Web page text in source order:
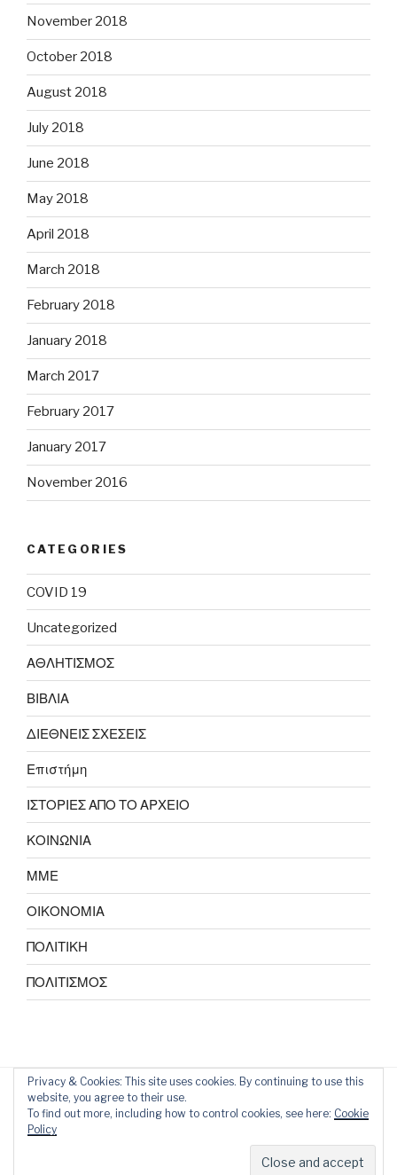
November 2018
October 2018
August 2018
July 2018
June 2018
May 2018
April 2018
March 2018
February 2018
January 2018
March 2017
February 2017
January 2017
November 2016
CATEGORIES
COVID 19
Uncategorized
ΑΘΛΗΤΙΣΜΟΣ
ΒΙΒΛΙΑ
ΔΙΕΘΝΕΙΣ ΣΧΕΣΕΙΣ
Επιστήμη
ΙΣΤΟΡΙΕΣ ΑΠΟ ΤΟ ΑΡΧΕΙΟ
ΚΟΙΝΩΝΙΑ
ΜΜΕ
ΟΙΚΟΝΟΜΙΑ
ΠΟΛΙΤΙΚΗ
ΠΟΛΙΤΙΣΜΟΣ
Privacy & Cookies: This site uses cookies. By continuing to use this
website, you agree to their use.
To find out more, including how to control cookies, see here: Cookie
Policy